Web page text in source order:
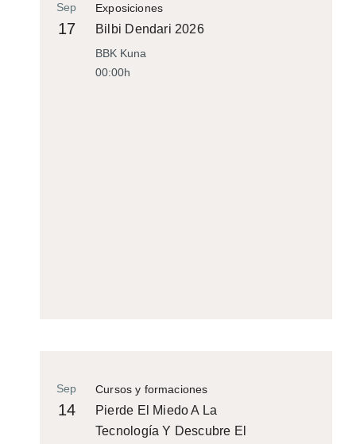
Exposiciones
Sep
17 Bilbi Dendari 2026
BBK Kuna
00:00h
Cursos y formaciones
Sep
14
Pierde El Miedo A La
Tecnología Y Descubre El